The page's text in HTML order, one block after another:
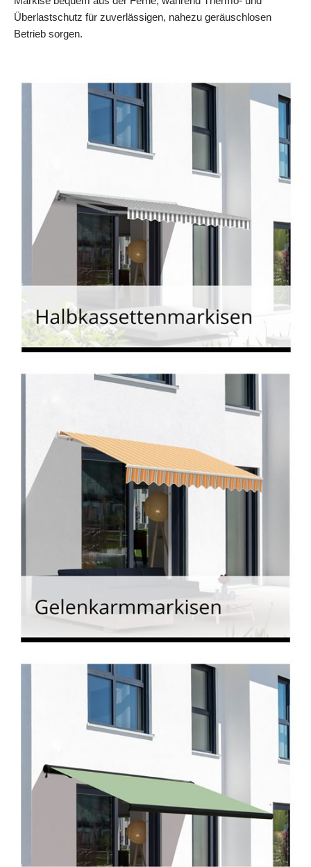
Überlastschutz für zuverlässigen, nahezu geräuschlosen
Betrieb sorgen.